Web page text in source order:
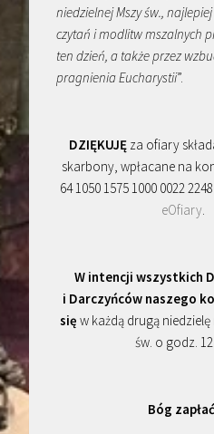
niedzielnej Mszy św.,
czytań i modlitw mszalnych
ten dzień, a także przez
pragnienia Eucharystii”.
DZIĘKUJĘza ofiary
skarbony, wpłacane na
64 1050 1575 1000 0022
eOfiary.
W intencji wszystkich
i Darczyńców naszego
się w każdą drugą niedzielę
św. o godz.
Bóg